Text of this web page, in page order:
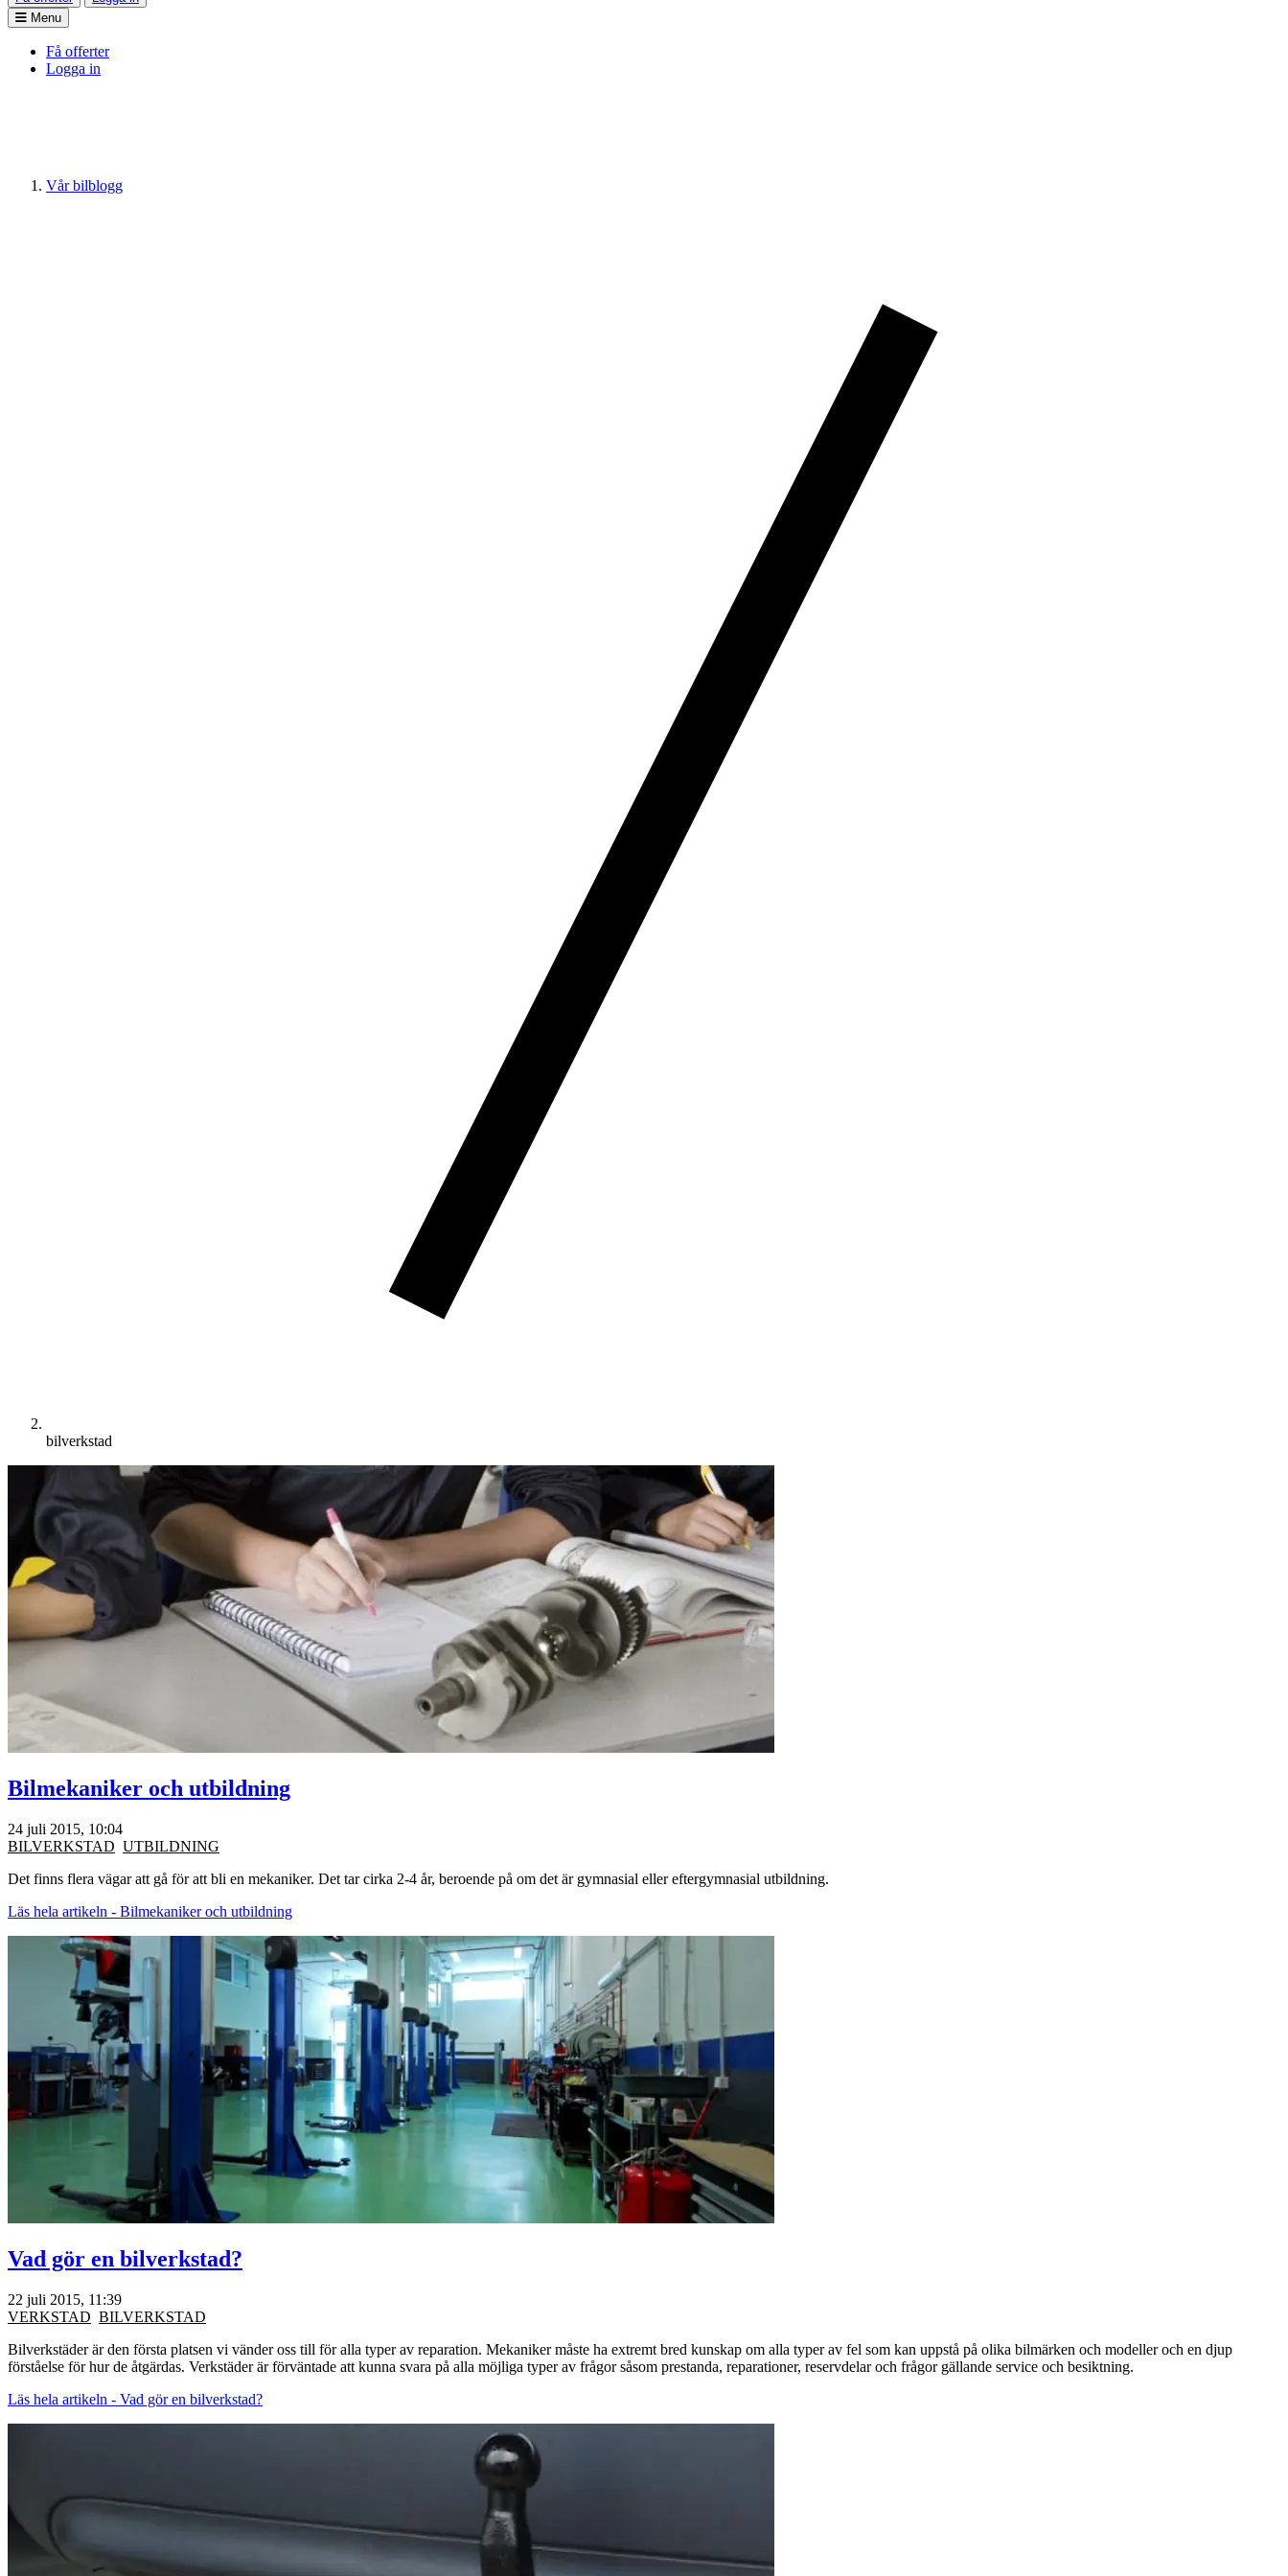
Menu
Få offerter
Logga in
Vår bilblogg
bilverkstad
Bilmekaniker och utbildning
24 juli 2015, 10:04
BILVERKSTAD UTBILDNING
Det finns flera vägar att gå för att bli en mekaniker. Det tar cirka 2-4 år, beroende på om det är gymnasial eller eftergymnasial utbildning.
Läs hela artikeln - Bilmekaniker och utbildning
Vad gör en bilverkstad?
22 juli 2015, 11:39
VERKSTAD BILVERKSTAD
Bilverkstäder är den första platsen vi vänder oss till för alla typer av reparation. Mekaniker måste ha extremt bred kunskap om alla typer av fel som kan uppstå på olika bilmärken och modeller och en djup
förståelse för hur de åtgärdas. Verkstäder är förväntade att kunna svara på alla möjliga typer av frågor såsom prestanda, reparationer, reservdelar och frågor gällande service och besiktning.
Läs hela artikeln - Vad gör en bilverkstad?